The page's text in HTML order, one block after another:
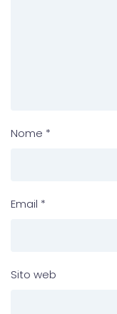
Nome *
Email *
Sito web